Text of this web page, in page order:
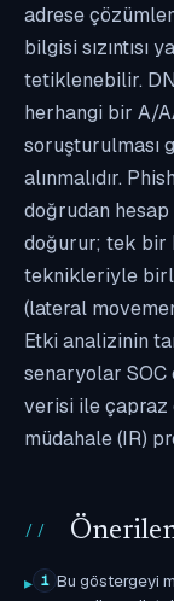
adrese
bilgisi sızıntısı
tetiklenebilir.
herhangi bir A/
soruşturulması
alınmalıdır.
doğrudan
doğurur; tek bir
teknikleriyle
(lateral
Etki analizinin
senaryolar
verisi ile çapraz
müdahale (IR)
1 Bu göstergeyi